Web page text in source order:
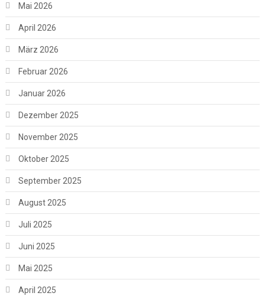
Mai 2026
April 2026
März 2026
Februar 2026
Januar 2026
Dezember 2025
November 2025
Oktober 2025
September 2025
August 2025
Juli 2025
Juni 2025
Mai 2025
April 2025